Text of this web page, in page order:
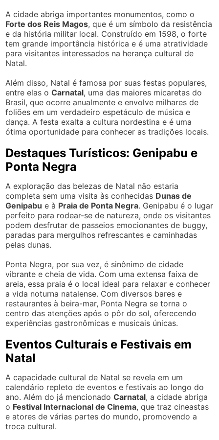
A cidade abriga importantes monumentos, como o
Forte dos Reis Magos, que é um símbolo da resistência
e da história militar local. Construído em 1598, o forte
tem grande importância histórica e é uma atratividade
para visitantes interessados na herança cultural de
Natal.
Além disso, Natal é famosa por suas festas populares,
entre elas oCarnatal, uma das maiores micaretas do
Brasil, que ocorre anualmente e envolve milhares de
foliões em um verdadeiro espetáculo de música e
dança. A festa exalta a cultura nordestina e é uma
ótima oportunidade para conhecer as tradições locais.
Destaques Turísticos: Genipabu e
Ponta Negra
A exploração das belezas de Natal não estaria
completa sem uma visita às conhecidas Dunas de
Genipabu e à Praia de Ponta Negra. Genipabu é o lugar
perfeito para rodear-se de natureza, onde os visitantes
podem desfrutar de passeios emocionantes de buggy,
paradas para mergulhos refrescantes e caminhadas
pelas dunas.
Ponta Negra, por sua vez, é sinônimo de cidade
vibrante e cheia de vida. Com uma extensa faixa de
areia, essa praia é o local ideal para relaxar e conhecer
a vida noturna natalense. Com diversos bares e
restaurantes à beira-mar, Ponta Negra se torna o
centro das atenções após o pôr do sol, oferecendo
experiências gastronômicas e musicais únicas.
Eventos Culturais e Festivais em
Natal
A capacidade cultural de Natal se revela em um
calendário repleto de eventos e festivais ao longo do
ano. Além do já mencionadoCarnatal, a cidade abriga
o Festival Internacional de Cinema, que traz cineastas
e atores de várias partes do mundo, promovendo a
troca cultural.